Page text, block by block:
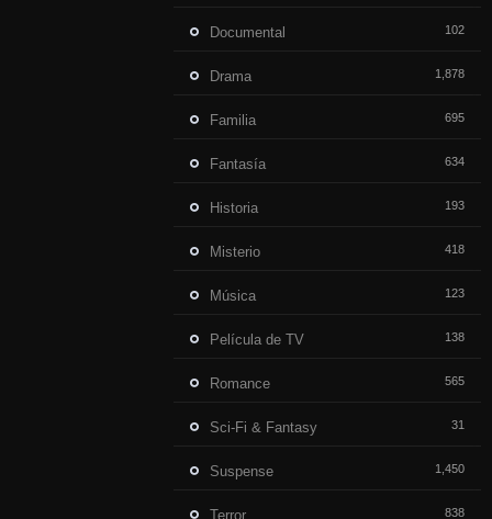
Documental 102
Drama 1,878
Familia 695
Fantasía 634
Historia 193
Misterio 418
Música 123
Película de TV 138
Romance 565
Sci-Fi & Fantasy 31
Suspense 1,450
Terror 838